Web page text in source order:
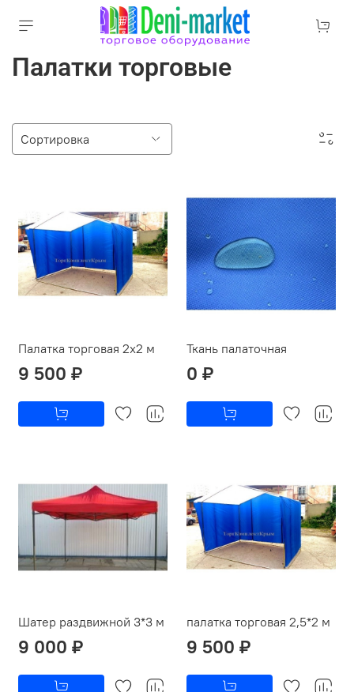
Палатки торговые
Палатка торговая 2х2 м
9 500 ₽
Ткань палаточная
0 ₽
Шатер раздвижной 3*3 м
9 000 ₽
палатка торговая 2,5*2 м
9 500 ₽